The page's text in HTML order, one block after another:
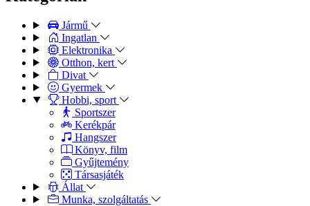
Jármű
Ingatlan
Elektronika
Otthon, kert
Divat
Gyermek
Hobbi, sport
Sportszer
Kerékpár
Hangszer
Könyv, film
Gyűjtemény
Társasjáték
Állat
Munka, szolgáltatás